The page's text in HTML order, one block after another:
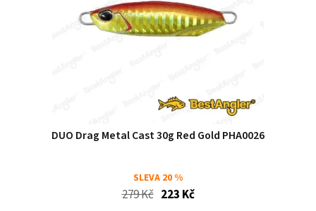
DUO Drag Metal Cast 30g Red Gold PHA0026
SLEVA 20 %
279 Kč 223 Kč